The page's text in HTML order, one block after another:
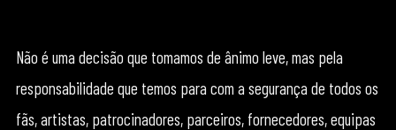
Não é uma decisão que tomamos de ânimo leve, mas pela
responsabilidade que temos para com a segurança de todos os
fãs, artistas, patrocinadores, parceiros, fornecedores, equipas